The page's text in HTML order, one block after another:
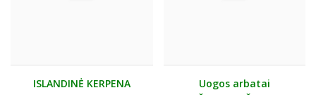
ISLANDINĖ KERPENA
Uogos arbatai